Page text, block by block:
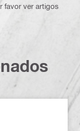
favor ver artigos